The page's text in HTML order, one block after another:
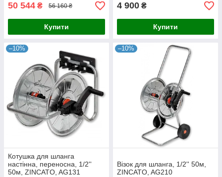
50 544 ₴ 56 160 ₴
Купити
4 900 ₴
Купити
–10%
Котушка для шланга
настінна, переносна, 1/2''
50м, ZINCATO, AG131
–10%
Візок для шланга, 1/2'' 50м,
ZINCATO, AG210